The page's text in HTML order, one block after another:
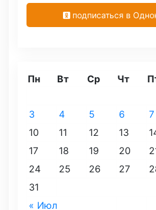
подписаться в
Пн Вт Ср Чт
« Июл
3
4 5 6 7
10
11 12 13
17
18 19 20
24
25 26 27
31